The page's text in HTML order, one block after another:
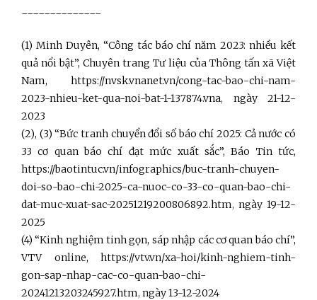
--------------
(1) Minh Duyên, “Công tác báo chí năm 2023: nhiều kết
quả nổi bật”, Chuyên trang Tư liệu của Thông tấn xã Việt
Nam, https://nvsk.vnanet.vn/cong-tac-bao-chi-nam-
2023-nhieu-ket-qua-noi-bat-1-137874.vna, ngày 21-12-
2023
(2), (3)“Bức tranh chuyển đổi số báo chí 2025: Cả nước có
33 cơ quan báo chí đạt mức xuất sắc”, Báo Tin tức,
https://baotintuc.vn/infographics/buc-tranh-chuyen-
doi-so-bao-chi-2025-ca-nuoc-co-33-co-quan-bao-chi-
dat-muc-xuat-sac-20251219200806892.htm, ngày 19-12-
2025
(4)“Kinh nghiệm tinh gọn, sáp nhập các cơ quan báo chí”,
VTV online, https://vtv.vn/xa-hoi/kinh-nghiem-tinh-
gon-sap-nhap-cac-co-quan-bao-chi-
20241213203245927.htm, ngày 13-12-2024